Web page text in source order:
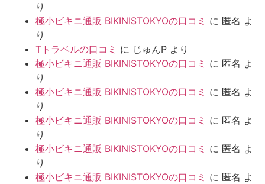
り
極小ビキニ通販 BIKINISTOKYOの口コミ に 匿名 よ
り
Tトラベルの口コミ に じゅんP より
極小ビキニ通販 BIKINISTOKYOの口コミ に 匿名 よ
り
極小ビキニ通販 BIKINISTOKYOの口コミ に 匿名 よ
り
極小ビキニ通販 BIKINISTOKYOの口コミ に 匿名 よ
り
極小ビキニ通販 BIKINISTOKYOの口コミ に 匿名 よ
り
極小ビキニ通販 BIKINISTOKYOの口コミ に 匿名 よ